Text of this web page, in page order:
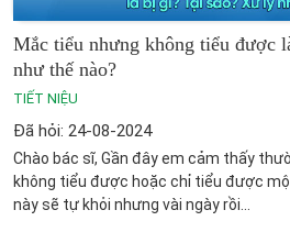
Mắc tiểu nhưng không tiểu được
như thế nào?
TIẾT NIỆU
Đã hỏi: 24-08-2024
Chào bác sĩ, Gần đây em cảm thấy
không tiểu được hoặc chỉ tiểu được
này sẽ tự khỏi nhưng vài ngày rồi...